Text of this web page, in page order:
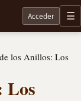
La Caza de Gollum, la
Acceder
los Anillos: Los
Los